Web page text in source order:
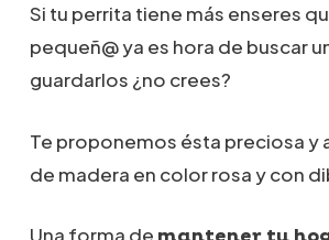
Si tu perrita tiene más enseres
pequeñ@ ya es hora de buscar
guardarlos ¿no crees?
Te proponemos ésta preciosa y
de madera en color rosa y con
Una forma de